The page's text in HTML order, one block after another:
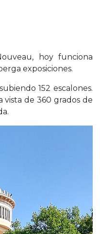
hoy funciona
exposiciones.
152 escalones.
de 360 grados de